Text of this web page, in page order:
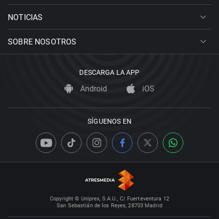
NOTICIAS
SOBRE NOSOTROS
DESCARGA LA APP
Android iOS
SÍGUENOS EN
Copyright © Uniprex, S.A.U., C/ Fuerteventura 12
San Sebastián de los Reyes, 28703 Madrid